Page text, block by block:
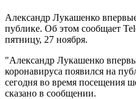
Александр Лукашенко
публике. Об этом сообщает
пятницу, 27 ноября.
"Александр Лукашенко
коронавируса появился на
сегодня во время посещения
сказано в сообщении.